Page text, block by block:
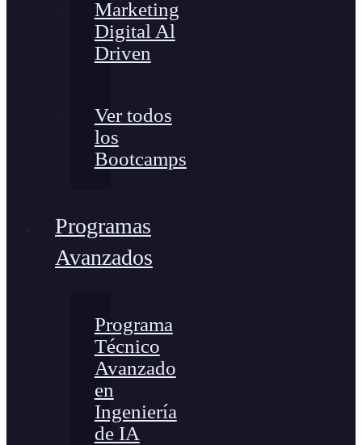
Marketing
Digital Al
Driven
Ver todos
los
Bootcamps
Programas
Avanzados
Programa
Técnico
Avanzado
en
Ingeniería
de IA